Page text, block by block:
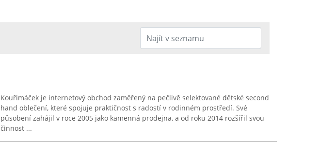
Kouřimáček je internetový obchod zaměřený na pečlivě selektované dětské second
hand oblečení, které spojuje praktičnost s radostí v rodinném prostředí. Své
působení zahájil v roce 2005 jako kamenná prodejna, a od roku 2014 rozšířil svou
činnost ...